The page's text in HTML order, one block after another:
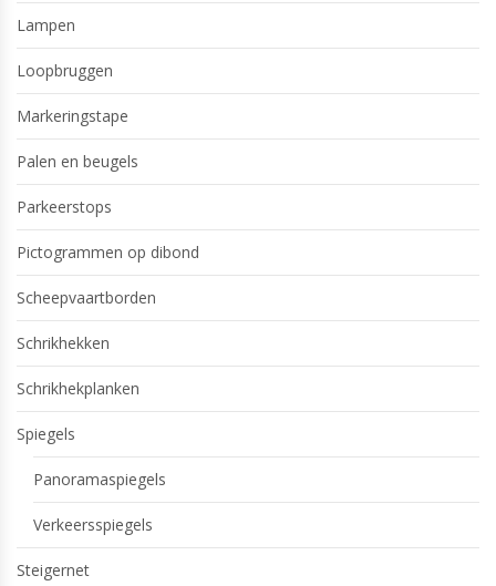
Lampen
Loopbruggen
Markeringstape
Palen en beugels
Parkeerstops
Pictogrammen op dibond
Scheepvaartborden
Schrikhekken
Schrikhekplanken
Spiegels
Panoramaspiegels
Verkeersspiegels
Steigernet